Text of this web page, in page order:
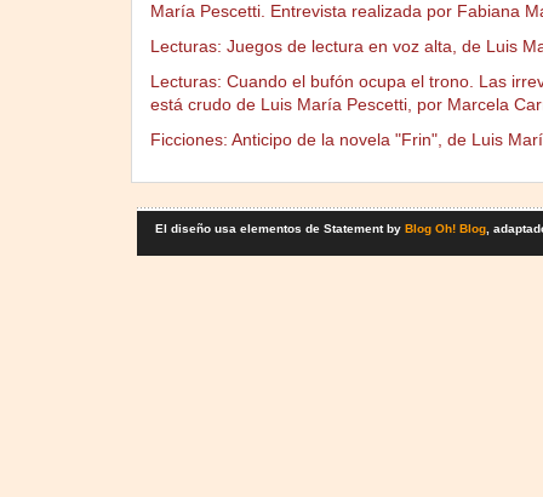
María Pescetti. Entrevista realizada por Fabiana
Lecturas: Juegos de lectura en voz alta, de Luis
Lecturas: Cuando el bufón ocupa el trono. Las
está crudo de Luis María Pescetti, por Marcela
Ficciones: Anticipo de la novela "Frin", de Luis
El diseño usa elementos de Statement by Blog Oh! Blog,